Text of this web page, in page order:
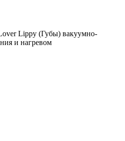
Lippy (Губы) вакуумно-
и нагревом